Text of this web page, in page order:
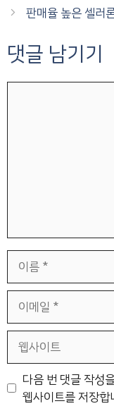
판매율 높은 셀러
댓글 남기기
일
트
다음 번 댓글 작성
웹사이트를 저장합